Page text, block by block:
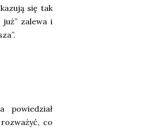
się tak
zalewa i
powiedział
co